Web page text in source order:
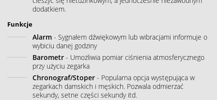
dodatkiem.
Funkcje
Alarm - Sygnałem dźwiękowym lub wibracjami informuje o
wybiciu danej godziny
Barometr - Umożliwia pomiar ciśnienia atmosferycznego
przy użyciu zegarka
Chronograf/Stoper - Popularna opcja występująca w
zegarkach damskich i męskich. Pozwala odmierzać
sekundy, setne części sekundy itd.